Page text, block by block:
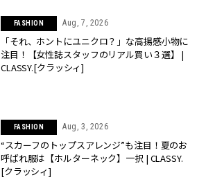
FASHION Aug, 7, 2026
「それ、ホントにユニクロ？」な高揚感小物に
注目！【女性誌スタッフのリアル買い３選】 |
CLASSY.[クラッシィ]
FASHION Aug, 3, 2026
“スカーフのトップスアレンジ”も注目！夏のお
呼ばれ服は【ホルターネック】一択 | CLASSY.
[クラッシィ]